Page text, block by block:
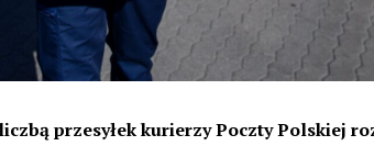
przesyłek kurierzy Poczty Polskiej